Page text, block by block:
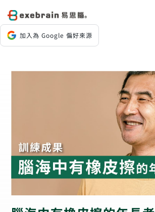
content加入為 Google 偏好來源